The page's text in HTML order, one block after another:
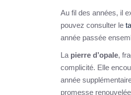
Au fil des années, il
pouvez consulter le
année passée
La pierre d’opale,
complicité. Elle
année
promesse